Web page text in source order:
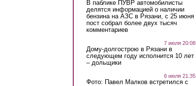
В паблике ПУВР автомобилисты
делятся информацией о наличии
бензина на АЗС в Рязани, с 25 июня
пост собрал более двух тысяч
комментариев
7 июля 20:08
Дому-долгострою в Рязани в
следующем году исполнится 10 лет
– дольщики
6 июля 21:35
Фото: Павел Малков встретился с